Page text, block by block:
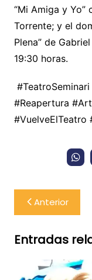
“Mi Amiga y Yo”
Torrente; y el
Plena” de
19:30 horas.
#Reapertura
#VuelveElTeatro
de
entradas
Anterior
Entradas